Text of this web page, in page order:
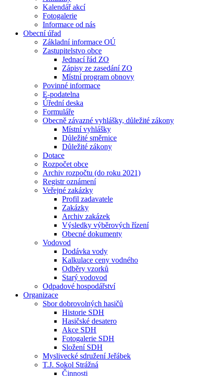
Kalendář akcí
Fotogalerie
Informace od nás
Obecní úřad
Základní informace OÚ
Zastupitelstvo obce
Jednací řád ZO
Zápisy ze zasedání ZO
Místní program obnovy
Povinné informace
E-podatelna
Úřední deska
Formuláře
Obecně závazné vyhlášky, důležité zákony
Místní vyhlášky
Důležité směrnice
Důležité zákony
Dotace
Rozpočet obce
Archiv rozpočtu (do roku 2021)
Registr oznámení
Veřejné zakázky
Profil zadavatele
Zakázky
Archiv zakázek
Výsledky výběrových řízení
Obecné dokumenty
Vodovod
Dodávka vody
Kalkulace ceny vodného
Odběry vzorků
Starý vodovod
Odpadové hospodářství
Organizace
Sbor dobrovolných hasičů
Historie SDH
Hasičské desatero
Akce SDH
Fotogalerie SDH
Složení SDH
Myslivecké sdružení Jeřábek
T.J. Sokol Strážná
Činnosti